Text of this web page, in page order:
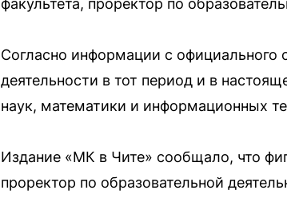
Согласно информации с официального
деятельности в тот период и в
наук, математики и информационных
Издание «МК в Чите» сообщало, что
проректор по образовательной